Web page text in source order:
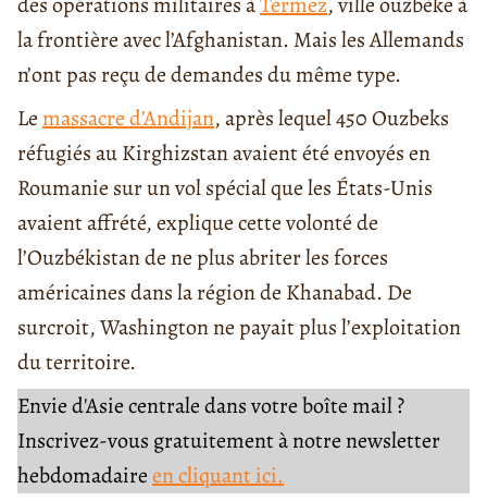
la frontière avec l’Afghanistan. Mais les Allemands
n’ont pas reçu de demandes du même type.
Lemassacre d’Andijan, après lequel 450 Ouzbeks
réfugiés au Kirghizstan avaient été envoyés en
Roumanie sur un vol spécial que les États-Unis
avaient affrété, explique cette volonté de
l’Ouzbékistan de ne plus abriter les forces
américaines dans la région de Khanabad. De
surcroit, Washington ne payait plus l’exploitation
du territoire.
Envie d'Asie centrale dans votre boîte mail ?
Inscrivez-vous gratuitement à notre newsletter
hebdomadaireen cliquant ici.